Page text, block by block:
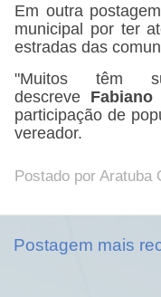
Em outra
municipal por ter
estradas das
"Muitos têm
descreve Fabiano
participação de
vereador.
Postado por Aratuba
Postagem mais